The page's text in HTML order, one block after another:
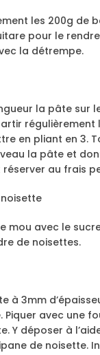
les 200g de
pour le
la détrempe.
la pâte sur
régulièrement
en pliant en 3.
la pâte et
réserver au frais
mou avec le
de noisettes.
à 3mm
Piquer avec une
Y déposer à
de noisette.